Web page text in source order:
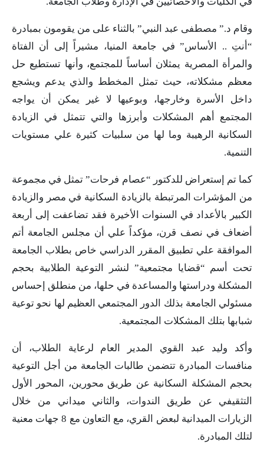
وقام د.” مصطفى عبد النبي” بالثناء على من يقومون بمبادرة
“أنتِ .. الأساس” في جامعة المنيا، مشيراً إلى أن الفتاة
والمرأة المصرية يمثلان أساساً للمجتمع، وأنها تستطيع حل
معظم مشكلاته، حيث تمثل المخطط والذي يدعم ويشجع
داخل الأسرة وخارجها، وبوعيها لا غير يمكن أن يواجه
المجتمع أهم المشكلات وأبرزها والتي تتمثل في الزيادة
السكانية الرهيبة وما لها من سلبيات كثيرة علي مستويات
التنمية.
كما تم إستعراض للدكتور “عصام فرحات” تمثل في مجموعة
من المؤشرات المرتبطة بالزيادة السكانية في مصر والزيادة
الكبير بالأعداد في السنوات الأخيرة فقد تضاعفت إلى أربعة
أضعاف في نصف قرن، مؤكداً علي أن مجلس الجامعة أتم
الموافقة علي تطبيق المقرر الدراسي خاص بطلاب الجامعة
تحت أسم “قضايا مجتمعية” لنشر التوعية الطلابية بحجم
المشكلة ودراستها والمساعدة في حلها، من منطلق إحساس
مسئولي الجامعة بذلك الدور المجتمعي العظيم لها نحو توعية
شبابها بتلك المشكلات المجتمعية.
وأكد وليد عبد القوي المدير العام لرعاية الطلاب، أن
منافسات المبادرة تتضمن طالبات الجامعة من أجل التوعية
بحجم المشكلة السكانية عن طريق محورين، المحور الأول
التثقيفي عن طريق الندوات، والثاني ميداني من خلال
الزيارات الميدانية لبعض القري، مع التعاون مع 8 جهات معنية
لتلك المبادرة.